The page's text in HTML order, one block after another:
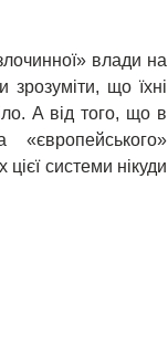
влади на
що їхні
А від того, що в
системи нікуди